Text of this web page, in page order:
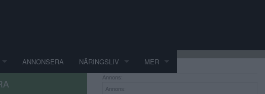
ANNONSERA NÄRINGSLIV MER
Annons:
Annons: